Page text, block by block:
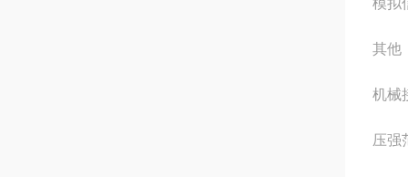
模拟
其他
机械
压强